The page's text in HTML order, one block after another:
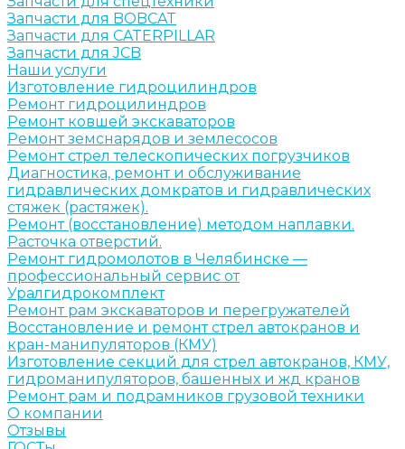
Запчасти для BOBCAT
Запчасти для CATERPILLAR
Запчасти для JCB
Наши услуги
Изготовление гидроцилиндров
Ремонт гидроцилиндров
Ремонт ковшей экскаваторов
Ремонт земснарядов и землесосов
Ремонт стрел телескопических погрузчиков
Диагностика, ремонт и обслуживание
гидравлических домкратов и гидравлических
стяжек (растяжек).
Ремонт (восстановление) методом наплавки.
Расточка отверстий.
Ремонт гидромолотов в Челябинске —
профессиональный сервис от
Уралгидрокомплект
Ремонт рам экскаваторов и перегружателей
Восстановление и ремонт стрел автокранов и
кран-манипуляторов (КМУ)
Изготовление секций для стрел автокранов, КМУ,
гидроманипуляторов, башенных и жд кранов
Ремонт рам и подрамников грузовой техники
О компании
Отзывы